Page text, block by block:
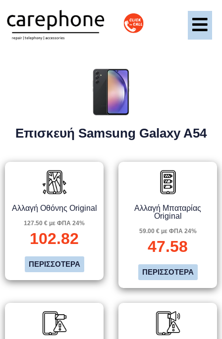
Επισκευή Samsung Galaxy A54
Αλλαγή Οθόνης Original
127.50 € με ΦΠΑ 24%
102.82
ΠΕΡΙΣΣΌΤΕΡΑ
Αλλαγή Μπαταρίας
Original
59.00 € με ΦΠΑ 24%
47.58
ΠΕΡΙΣΣΌΤΕΡΑ